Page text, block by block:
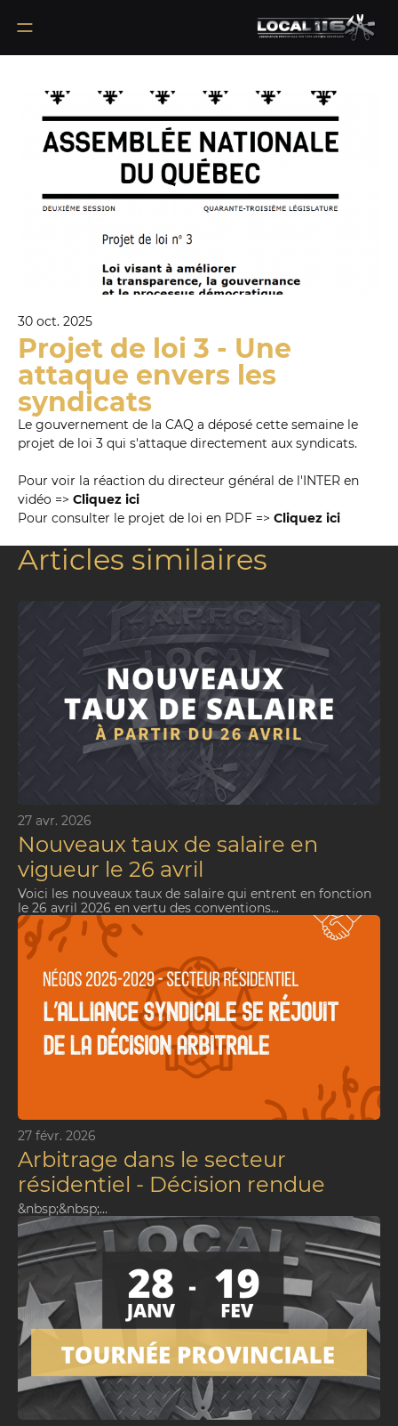
30 oct. 2025
Projet de loi 3 - Une
attaque envers les
syndicats
Le gouvernement de la CAQ a déposé cette semaine le
projet de loi 3 qui s'attaque directement aux syndicats.
Pour voir la réaction du directeur général de l'INTER en
vidéo => Cliquez ici
Pour consulter le projet de loi en PDF => Cliquez ici
Articles similaires
27 avr. 2026
Nouveaux taux de salaire en
vigueur le 26 avril
Voici les nouveaux taux de salaire qui entrent en fonction
le 26 avril 2026 en vertu des conventions...
27 févr. 2026
Arbitrage dans le secteur
résidentiel - Décision rendue
&nbsp;&nbsp;...